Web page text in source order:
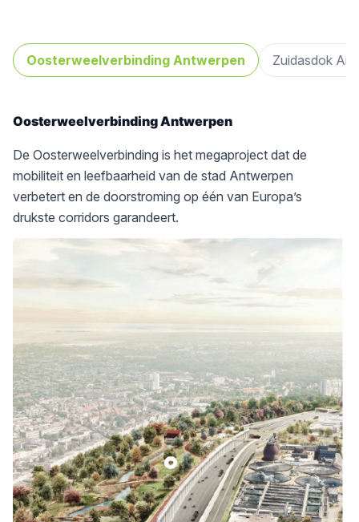
Oosterweelverbinding Antwerpen Zuidasdok
Oosterweelverbinding Antwerpen
De Oosterweelverbinding is het megaproject dat de
mobiliteit en leefbaarheid van de stad Antwerpen
verbetert en de doorstroming op één van Europa’s
drukste corridors garandeert.